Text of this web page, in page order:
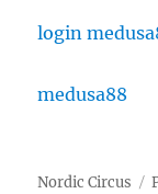
login
medusa88
Nordic Circus